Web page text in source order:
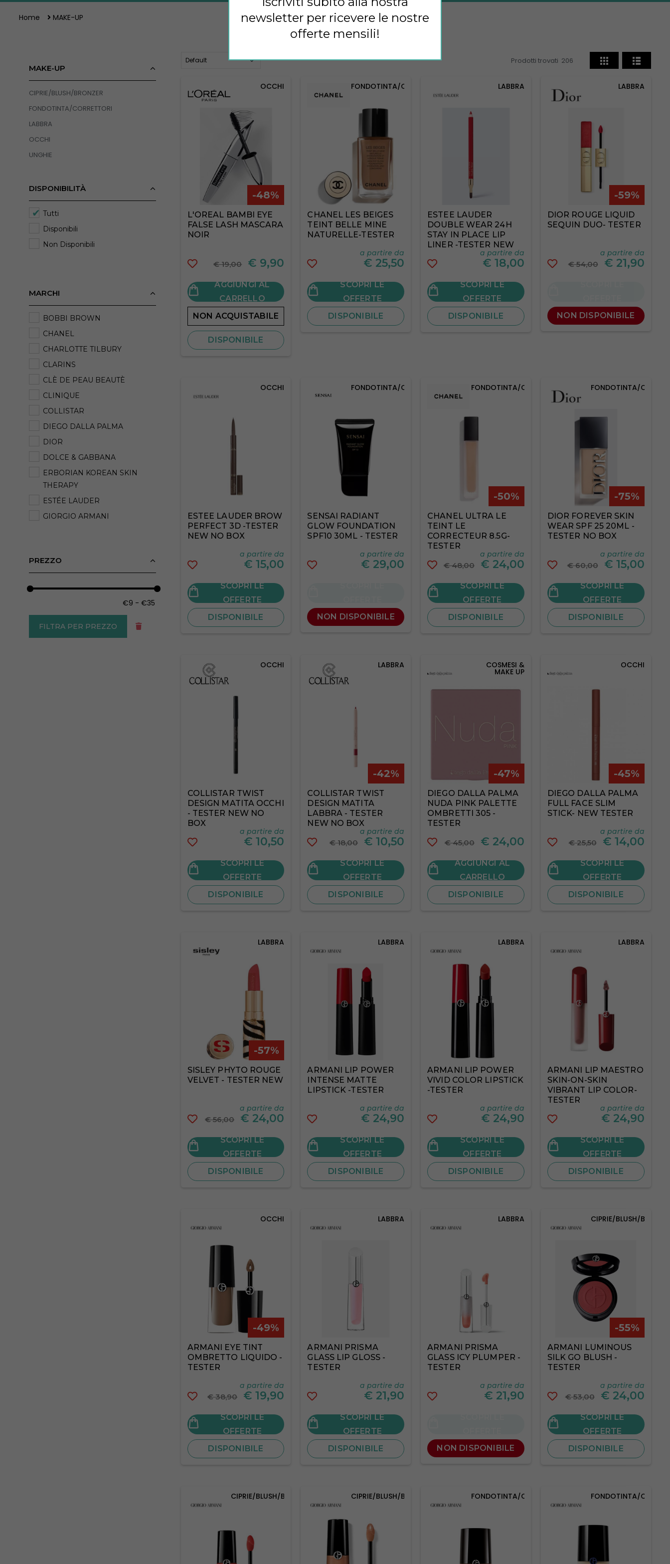
Home MAKE-UP
Prodotti trovati 206
OCCHI
-48%
L'OREAL BAMBI EYE
FALSE LASH MASCARA
NOIR
€ 19,00 € 9,90
AGGIUNGI AL
CARRELLO
NON ACQUISTABILE
DISPONIBILE
FONDOTINTA/CORRETTORI
CHANEL LES BEIGES
TEINT BELLE MINE
NATURELLE-TESTER
a partire da
€ 25,50
SCOPRI LE
OFFERTE
DISPONIBILE
LABBRA
ESTEE LAUDER
DOUBLE WEAR 24H
STAY IN PLACE LIP
LINER -TESTER NEW
a partire da
€ 18,00
SCOPRI LE
OFFERTE
DISPONIBILE
LABBRA
-59%
DIOR ROUGE LIQUID
SEQUIN DUO- TESTER
a partire da
€ 54,00 € 21,90
NON DISPONIBILE
OCCHI
ESTEE LAUDER BROW
PERFECT 3D -TESTER
NEW NO BOX
a partire da
€15,00
SCOPRI LE
OFFERTE
DISPONIBILE
FONDOTINTA/CORRETTORI
SENSAI RADIANT
GLOW FOUNDATION
SPF10 30ML - TESTER
a partire da
€ 29,00
NON DISPONIBILE
FONDOTINTA/CORRETTORI
-50%
CHANEL ULTRA LE
TEINT LE
CORRECTEUR 8.5G-
TESTER
a partire da
€ 48,00 € 24,00
SCOPRI LE
OFFERTE
DISPONIBILE
FONDOTINTA/
-75%
DIOR FOREVER SKIN
WEAR SPF 25 20ML -
TESTER NO BOX
a partire da
€ 60,00 € 15,00
SCOPRI LE
OFFERTE
DISPONIBILE
OCCHI
COLLISTAR TWIST
DESIGN MATITA OCCHI
- TESTER NEW NO
BOX
a partire da
€10,50
SCOPRI LE
OFFERTE
DISPONIBILE
LABBRA
-42%
COLLISTAR TWIST
DESIGN MATITA
LABBRA - TESTER
NEW NO BOX
a partire da
€ 18,00 €10,50
SCOPRI LE
OFFERTE
DISPONIBILE
COSMESI &
MAKE UP
-47%
DIEGO DALLA PALMA
NUDA PINK PALETTE
OMBRETTI 305 -
TESTER
€ 45,00 € 24,00
AGGIUNGI AL
CARRELLO
DISPONIBILE
OCCHI
-45%
DIEGO DALLA PALMA
FULL FACE SLIM
STICK- NEW TESTER
a partire da
€ 25,50 € 14,00
SCOPRI LE
OFFERTE
DISPONIBILE
LABBRA
-57%
SISLEY PHYTO ROUGE
VELVET - TESTER NEW
a partire da
€ 56,00 € 24,00
SCOPRI LE
OFFERTE
DISPONIBILE
LABBRA
ARMANI LIP POWER
INTENSE MATTE
LIPSTICK -TESTER
a partire da
€ 24,90
SCOPRI LE
OFFERTE
DISPONIBILE
LABBRA
ARMANI LIP POWER
VIVID COLOR LIPSTICK
-TESTER
a partire da
€ 24,90
SCOPRI LE
OFFERTE
DISPONIBILE
LABBRA
ARMANI LIP MAESTRO
SKIN-ON-SKIN
VIBRANT LIP COLOR-
TESTER
a partire da
€ 24,90
SCOPRI LE
OFFERTE
DISPONIBILE
OCCHI
-49%
ARMANI EYE TINT
OMBRETTO LIQUIDO -
TESTER
a partire da
€ 38,90 €19,90
SCOPRI LE
OFFERTE
DISPONIBILE
LABBRA
ARMANI PRISMA
GLASS LIP GLOSS -
TESTER
a partire da
€ 21,90
SCOPRI LE
OFFERTE
DISPONIBILE
LABBRA
ARMANI PRISMA
GLASS ICY PLUMPER -
TESTER
a partire da
€ 21,90
NON DISPONIBILE
CIPRIE/BLUSH/
-55%
ARMANI LUMINOUS
SILK GO BLUSH -
TESTER
a partire da
€ 53,00 € 24,00
SCOPRI LE
OFFERTE
DISPONIBILE
CIPRIE/BLUSH/BRONZER CIPRIE/BLUSH/BRONZER FONDOTINTA/CORRETTORI FONDOTINTA/
MAKE-UP
CIPRIE/BLUSH/BRONZER
FONDOTINTA/CORRETTORI
LABBRA
OCCHI
UNGHIE
DISPONIBILITÀ
Tutti
Disponibili
Non Disponibili
MARCHI
BOBBI BROWN
CHANEL
CHARLOTTE TILBURY
CLARINS
CLÈ DE PEAU BEAUTÈ
CLINIQUE
COLLISTAR
DIEGO DALLA PALMA
DIOR
DOLCE & GABBANA
ERBORIAN KOREAN SKIN
THERAPY
ESTÉE LAUDER
GIORGIO ARMANI
L'OREAL
SHISEIDO
SISLEY
PREZZO
FILTRA PER PREZZO
newsletter per ricevere le nostre
offerte mensili!